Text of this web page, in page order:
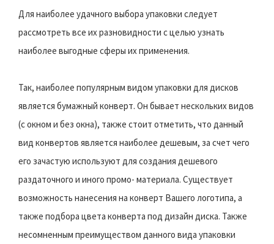
Для наиболее удачного выбора упаковки следует
рассмотреть все их разновидности с целью узнать
наиболее выгодные сферы их применения.
Так, наиболее популярным видом упаковки для дисков
является бумажный конверт. Он бывает нескольких видов
(с окном и без окна), также стоит отметить, что данный
вид конвертов является наиболее дешевым, за счет чего
его зачастую используют для создания дешевого
раздаточного и иного промо- материала. Существует
возможность нанесения на конверт Вашего логотипа, а
также подбора цвета конверта под дизайн диска. Также
несомненным преимуществом данного вида упаковки